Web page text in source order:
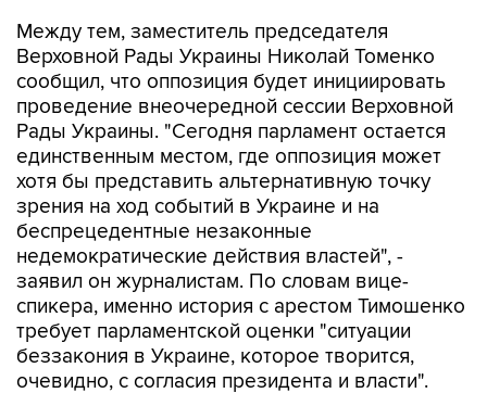
Между тем, заместитель председателя
Верховной Рады Украины Николай Томенко
сообщил, что оппозиция будет инициировать
проведение внеочередной сессии Верховной
Рады Украины. "Сегодня парламент остается
единственным местом, где оппозиция может
хотя бы представить альтернативную точку
зрения на ход событий в Украине и на
беспрецедентные незаконные
недемократические действия властей", -
заявил он журналистам. По словам вице-
спикера, именно история с арестом Тимошенко
требует парламентской оценки "ситуации
беззакония в Украине, которое творится,
очевидно, с согласия президента и власти".